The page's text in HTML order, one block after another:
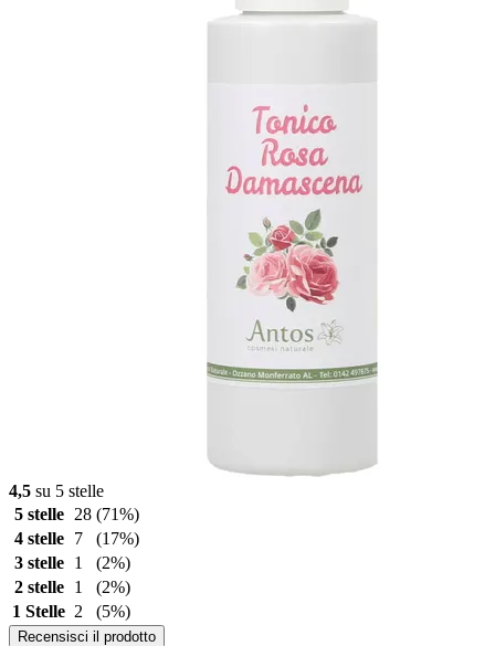
4,5 su 5 stelle
5 stelle
28 (71%)
4 stelle
7
(17%)
3 stelle
1
(2%)
2 stelle
1
(2%)
1 Stelle 2 (5%)
Recensisci il prodotto